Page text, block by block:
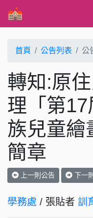
首頁 公告列表 公
轉知:原
理「第
族兒童繪
簡章
上一則公告 下一
學務處 / 張貼者 訓